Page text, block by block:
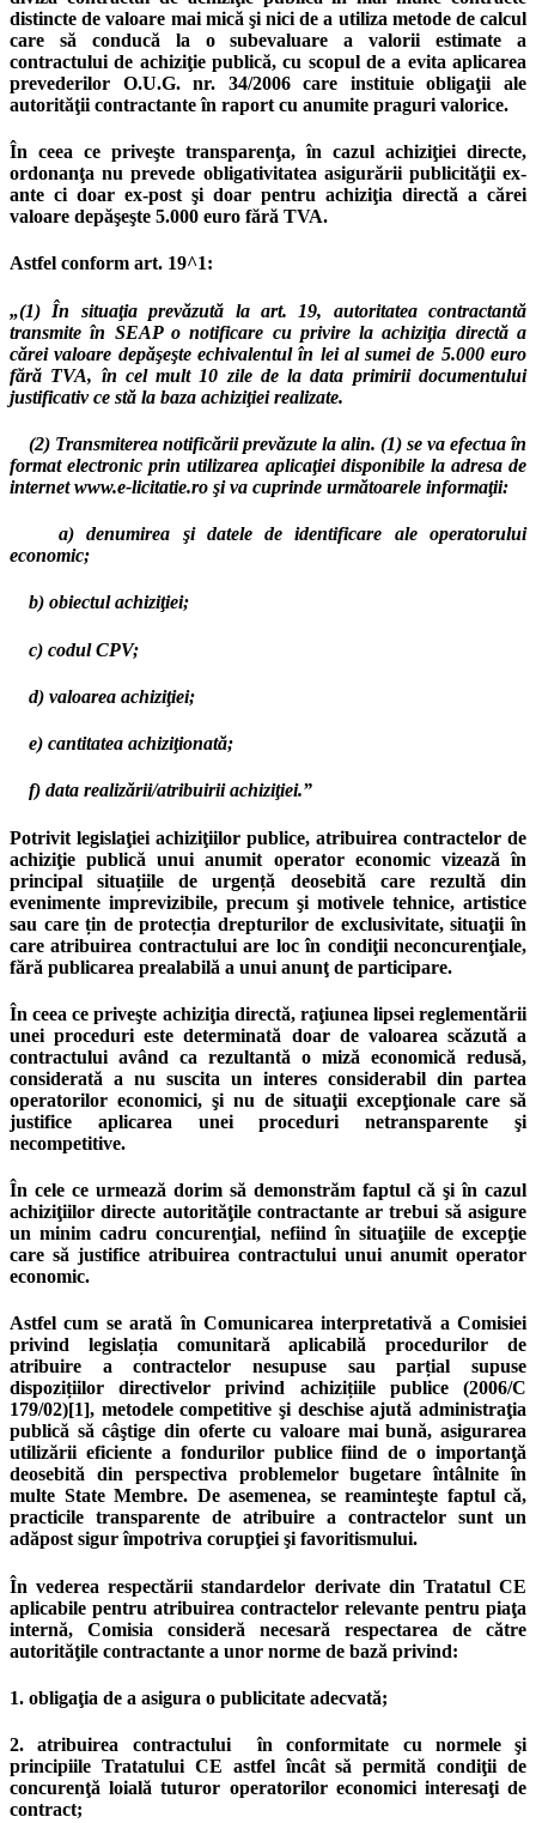
distincte de valoare mai mică şi nici de a utiliza metode de calcul
care să conducă la o subevaluare a valorii estimate a
contractului de achiziţie publică, cu scopul de a evita aplicarea
prevederilor O.U.G. nr. 34/2006 care instituie obligaţii ale
autorităţii contractante în raport cu anumite praguri valorice.
În ceea ce priveşte transparenţa, în cazul achiziţiei directe,
ordonanţa nu prevede obligativitatea asigurării publicităţii ex-
ante ci doar ex-post şi doar pentru achiziţia directă a cărei
valoare depăşeşte 5.000 euro fără TVA.
Astfel conform art. 19^1:
„(1) În situaţia prevăzută la art. 19, autoritatea contractantă
transmite în SEAP o notificare cu privire la achiziţia directă a
cărei valoare depăşeşte echivalentul în lei al sumei de 5.000 euro
fără TVA, în cel mult 10 zile de la data primirii documentului
justificativ ce stă la baza achiziţiei realizate.
(2) Transmiterea notificării prevăzute la alin. (1) se va efectua în
format electronic prin utilizarea aplicaţiei disponibile la adresa de
internet www.e-licitatie.ro şi va cuprinde următoarele informaţii:
a) denumirea şi datele de identificare ale operatorului
economic;
b) obiectul achiziţiei;
c) codul CPV;
d) valoarea achiziţiei;
e) cantitatea achiziţionată;
f) data realizării/atribuirii achiziţiei.”
Potrivit legislaţiei achiziţiilor publice, atribuirea contractelor de
achiziţie publică unui anumit operator economic vizează în
principal situațiile de urgență deosebită care rezultă din
evenimente imprevizibile, precum şi motivele tehnice, artistice
sau care țin de protecția drepturilor de exclusivitate, situaţii în
care atribuirea contractului are loc în condiţii neconcurenţiale,
fără publicarea prealabilă a unui anunţ de participare.
În ceea ce priveşte achiziţia directă, raţiunea lipsei reglementării
unei proceduri este determinată doar de valoarea scăzută a
contractului având ca rezultantă o miză economică redusă,
considerată a nu suscita un interes considerabil din partea
operatorilor economici, şi nu de situaţii excepţionale care să
justifice aplicarea unei proceduri netransparente şi
necompetitive.
În cele ce urmează dorim să demonstrăm faptul că şi în cazul
achiziţiilor directe autorităţile contractante ar trebui să asigure
un minim cadru concurenţial, nefiind în situaţiile de excepţie
care să justifice atribuirea contractului unui anumit operator
economic.
Astfel cum se arată în Comunicarea interpretativă a Comisiei
privind legislația comunitară aplicabilă procedurilor de
atribuire a contractelor nesupuse sau parțial supuse
dispozițiilor directivelor privind achizițiile publice (2006/C
179/02)[1], metodele competitive şi deschise ajută administraţia
publică să câştige din oferte cu valoare mai bună, asigurarea
utilizării eficiente a fondurilor publice fiind de o importanţă
deosebită din perspectiva problemelor bugetare întâlnite în
multe State Membre. De asemenea, se reaminteşte faptul că,
practicile transparente de atribuire a contractelor sunt un
adăpost sigur împotriva corupţiei şi favoritismului.
În vederea respectării standardelor derivate din Tratatul CE
aplicabile pentru atribuirea contractelor relevante pentru piaţa
internă, Comisia consideră necesară respectarea de către
autorităţile contractante a unor norme de bază privind:
1. obligaţia de a asigura o publicitate adecvată;
2. atribuirea contractului în conformitate cu normele şi
principiile Tratatului CE astfel încât să permită condiţii de
concurenţă loială tuturor operatorilor economici interesaţi de
contract;